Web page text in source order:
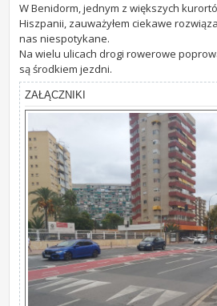
W Benidorm, jednym z większych
Hiszpanii, zauważyłem ciekawe
nas niespotykane.
Na wielu ulicach drogi rowerowe
są środkiem jezdni.
ZAŁĄCZNIKI